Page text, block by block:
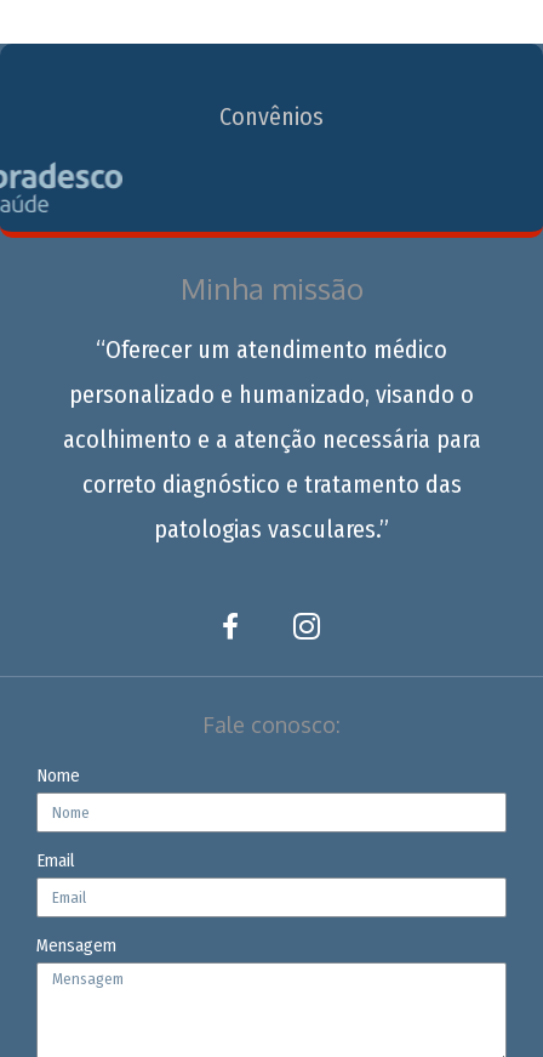
Convênios
Minha missão
“Oferecer um atendimento médico
personalizado e humanizado, visando o
acolhimento e a atenção necessária para
correto diagnóstico e tratamento das
patologias vasculares.”
Fale conosco:
Nome
Email
Mensagem